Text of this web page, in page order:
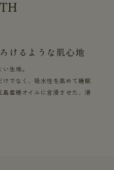
けるような肌心地
生地。
でなく、吸水性を高めて睡眠
産椿オイルに含浸させた、滑